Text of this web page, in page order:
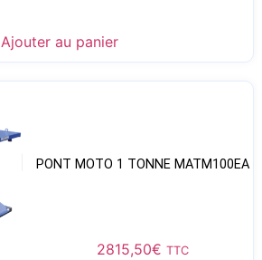
Ajouter au panier
PONT MOTO 1 TONNE MATM100EA
2815,50€ TTC